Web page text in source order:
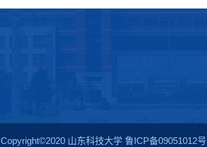
Copyright©2020 山东科技大学 鲁ICP备09051012号